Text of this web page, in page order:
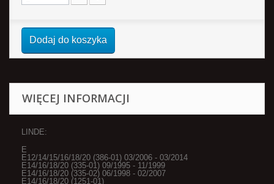
Dodaj do koszyka
WIĘCEJ INFORMACJI
LINDE:
E
E12/14/15/16/18/20 (386-01) 03/2006 - 03/2014
E14/16/18/20 (335-01) 09/1995 - 11/1999
E14/16/18/20 (335-02) 06/1998 - 02/2007
E14/16/18/20 (1251-01)